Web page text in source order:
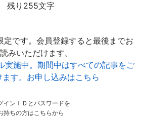
残り255文字
定です。会員登録すると最後までお
読みいただけます。
実施中。期間中はすべての記事をご
ます。お申し込みはこちら
インＩＤとパスワードを
持ちの方はこちらから